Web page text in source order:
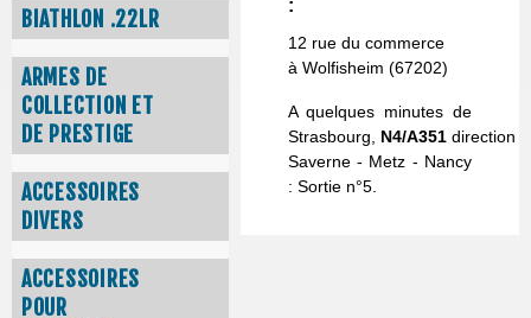
BIATHLON .22LR
ARMES DE
COLLECTION ET
DE PRESTIGE
ACCESSOIRES
DIVERS
ACCESSOIRES
POUR
:
12 rue du commerce
à Wolfisheim (67202)
A quelques minutes de
Strasbourg, N4/A351direction
Saverne - Metz - Nancy
: Sortie n°5.